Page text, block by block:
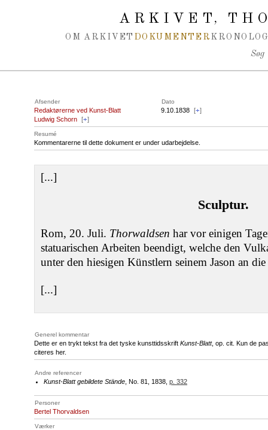
ARKIVET,
OM ARKIVET DOKUMENTER
Søg
Afsender Dato
Redaktørerne ved Kunst-Blatt
Ludwig Schorn
[+]
9.10.1838 [+]
Resumé
Kommentarerne til dette dokument er under udarbejdelse.
[...]
Sculptur.
Rom, 20. Juli. Thorwaldsen har vor einigen
statuarischen Arbeiten beendigt, welche den
unter den hiesigen Künstlern seinem Jason an
[...]
Generel kommentar
Dette er en trykt tekst fra det tyske kunsttidsskrift Kunst-Blatt, op. cit. Kun de
citeres her.
Andre referencer
Kunst-Blatt gebildete Stände , No. 81, 1838, p. 332
Personer
Bertel Thorvaldsen
Værker